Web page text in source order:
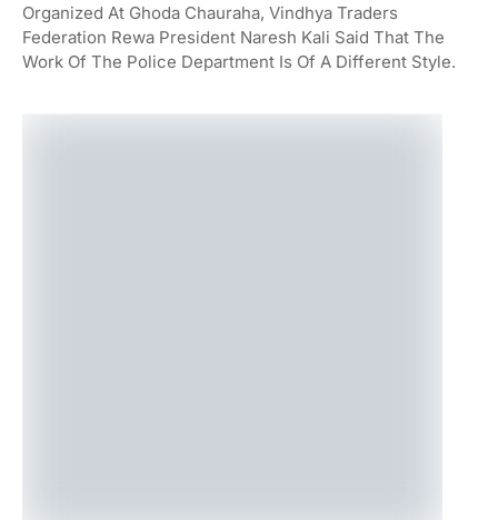
Organized At Ghoda Chauraha, Vindhya Traders
Federation Rewa President Naresh Kali Said That The
Work Of The Police Department Is Of A Different Style.